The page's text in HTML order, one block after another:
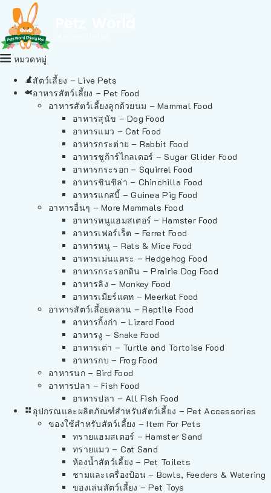
หมวดหมู่
สัตว์เลี้ยง – Live Pets
อาหารสัตว์เลี้ยง – Pet Food
อาหารสัตว์เลี้ยงลูกด้วยนม – Mammal Food
อาหารสุนัข – Dog Food
อาหารแมว – Cat Food
อาหารกระต่าย – Rabbit Food
อาหารชูก้าร์ไกลเดอร์ – Sugar Glider Food
อาหารกระรอก – Squirrel Food
อาหารชินชิล่า – Chinchilla Food
อาหารแกสบี้ – Guinea Pig Food
อาหารอื่นๆ – More Mammals Food
อาหารหนูแฮมสเตอร์ – Hamster Food
อาหารเฟอร์เร็ต – Ferret Food
อาหารหนู – Rats & Mice Food
อาหารเม่นแคระ – Hedgehog Food
อาหารกระรอกดิน – Prairie Dog Food
อาหารลิง – Monkey Food
อาหารเมียร์แคท – Meerkat Food
อาหารสัตว์เลี้อยคลาน – Reptile Food
อาหารกิ้งก่า – Lizard Food
อาหารงู – Snake Food
อาหารเต่า – Turtle and Tortoise Food
อาหารกบ – Frog Food
อาหารนก – Bird Food
อาหารปลา – Fish Food
อาหารปลา – All Fish Food
อุปกรณและผลิตภัณฑ์สำหรับสัตว์เลี้ยง – Pet Accessories
ของใช้สำหรับสัตว์เลี้ยง – Item For Pets
ทรายแฮมสเตอร์ – Hamster Sand
ทรายแมว – Cat Sand
ห้องน้ำสัตว์เลี้ยง – Pet Toilets
ชามและเครื่องป้อน – Bowls, Feeders & Watering
ของเล่นสัตว์เลี้ยง – Pet Toys